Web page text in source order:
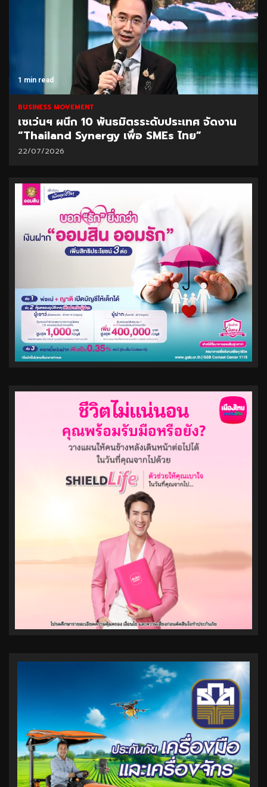
1 min read
BUSINESS MOVEMENT
เซเว่นฯ ผนึก 10 พันธมิตรระดับประเทศ จัดงาน
“Thailand Synergy เพื่อ SMEs ไทย”
22/07/2026